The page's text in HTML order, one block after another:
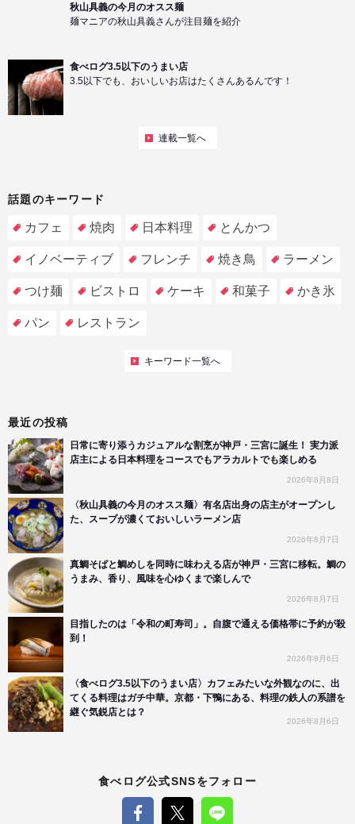
秋山具義の今月のオスス麺
麺マニアの秋山具義さんが注目麺を紹介
食べログ3.5以下のうまい店
3.5以下でも、おいしいお店はたくさんあるんです！
連載一覧へ
話題のキーワード
カフェ 焼肉 日本料理 とんかつ
イノベーティブ フレンチ 焼き鳥 ラーメン
つけ麺 ビストロ ケーキ 和菓子 かき氷
パン レストラン
キーワード一覧へ
最近の投稿
日常に寄り添うカジュアルな割烹が神戸・三宮に誕生！ 実力派
店主による日本料理をコースでもアラカルトでも楽しめる
2026年8月8日
〈秋山具義の今月のオスス麺〉有名店出身の店主がオープンし
た、スープが濃くておいしいラーメン店
2026年8月7日
真鯛そばと鯛めしを同時に味わえる店が神戸・三宮に移転。鯛の
うまみ、香り、風味を心ゆくまで楽しんで
2026年8月7日
目指したのは「令和の町寿司」。自腹で通える価格帯に予約が殺
到！
2026年8月6日
〈食べログ3.5以下のうまい店〉カフェみたいな外観なのに、出
てくる料理はガチ中華。京都・下鴨にある、料理の鉄人の系譜を
継ぐ気鋭店とは？
2026年8月6日
食べログ公式SNSをフォロー